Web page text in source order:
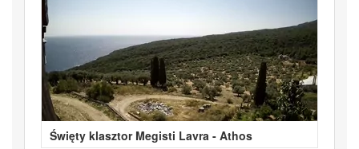
Święty klasztor Megisti Lavra - Athos